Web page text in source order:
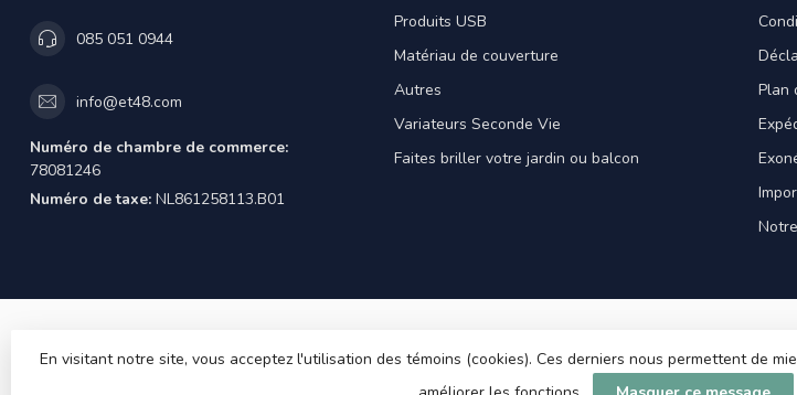
085 051 0944
info@et48.com
Numéro de chambre de commerce:
78081246
Numéro de taxe: NL861258113.B01
Produits USB
Matériau de couverture
Autres
Variateurs Seconde Vie
Faites briller votre jardin ou balcon
Plan
En visitant notre site, vous acceptez l'utilisation des témoins (cookies). Ces derniers nous permettent de